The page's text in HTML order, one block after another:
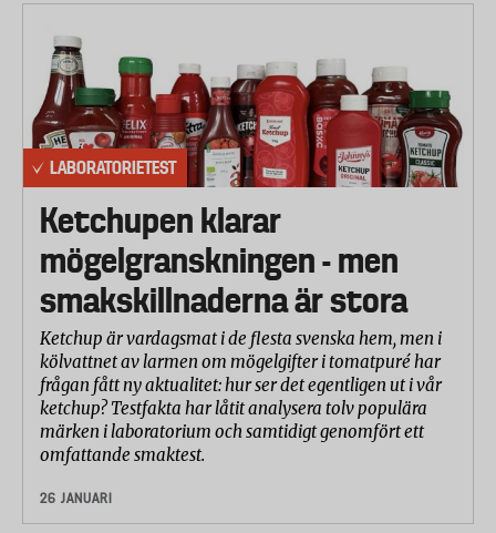
LABORATORIETEST
Ketchupen klarar
mögelgranskningen - men
smakskillnaderna är stora
Ketchup är vardagsmat i de flesta svenska hem, men i
kölvattnet av larmen om mögelgifter i tomatpuré har
frågan fått ny aktualitet: hur ser det egentligen ut i vår
ketchup? Testfakta har låtit analysera tolv populära
märken i laboratorium och samtidigt genomfört ett
omfattande smaktest.
26 JANUARI